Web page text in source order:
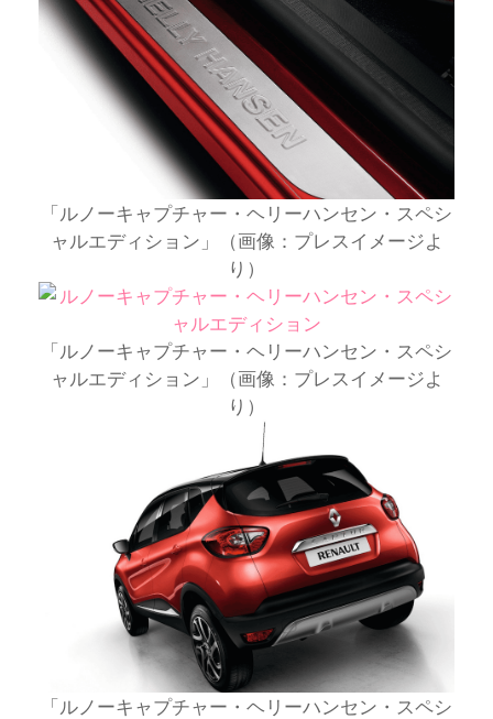
「ルノーキャプチャー・ヘリーハンセン・スペシ
ャルエディション」（画像：プレスイメージよ
り）
「ルノーキャプチャー・ヘリーハンセン・スペシ
ャルエディション」（画像：プレスイメージよ
り）
「ルノーキャプチャー・ヘリーハンセン・スペシ